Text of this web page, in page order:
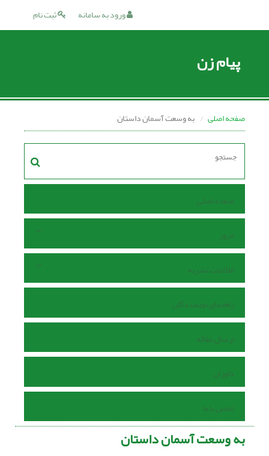
ثبت نام ورود به سامانه
پیام زن
صفحه اصلی به وسعت آسمان داستان
صفحه اصلی
مرور
اطلاعات نشریه
راهنمای نویسندگان
ارسال مقاله
داوران
تماس با ما
به وسعت آسمان داستان